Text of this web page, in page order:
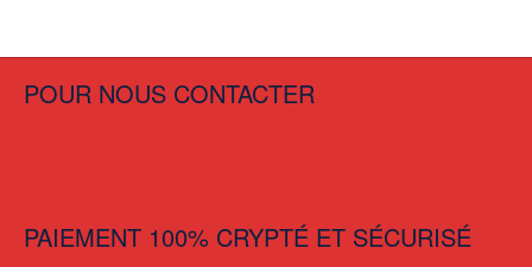
POUR NOUS CONTACTER
PAIEMENT 100% CRYPTÉ ET SÉCURISÉ